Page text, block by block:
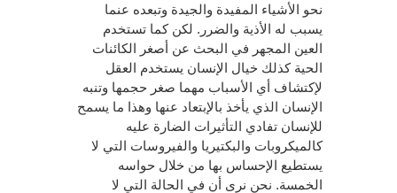
نحو الأشياء المفيدة والجيدة وتبعده عنما
يسبب له الأذية والضرر. لكن كما تستخدم
العين المجهر في البحث عن أصغر الكائنات
الحية كذلك خيال الإنسان يستخدم العقل
لإكتشاف أي الأسباب مهما صغر حجمها وتنبه
الإنسان الذي يأخذ بالإبتعاد عنها وهذا ما يسمح
للإنسان تفادي التأثيرات الضارة عليه
كالميكروبات والبكتيريا والفيروسات التي لا
يستطيع الإحساس بها من خلال حواسه
الخمسة. نحن نرى أن في الحالة التي لا